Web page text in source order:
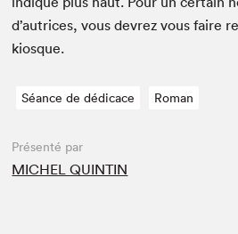
d’autrices, vous devrez vous faire
kiosque.
Séance de dédicace Roman
Présenté par
MICHEL QUINTIN